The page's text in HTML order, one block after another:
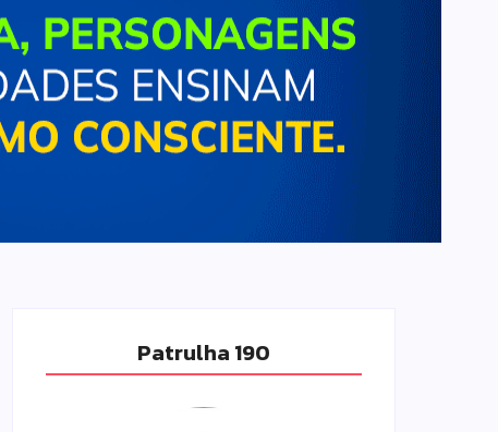
Patrulha 190